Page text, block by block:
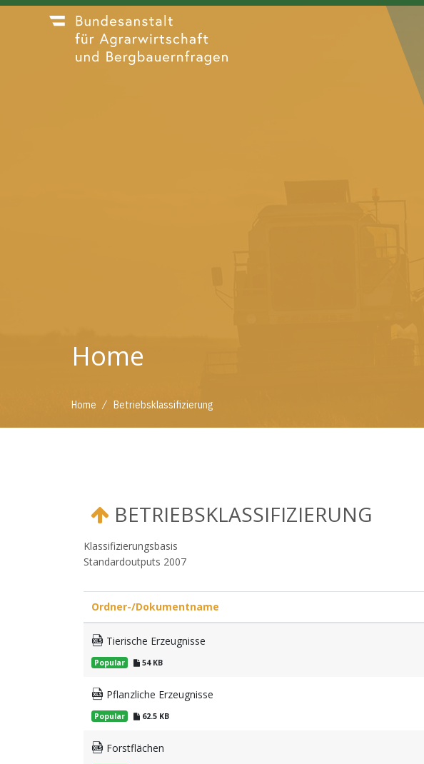
Home
Home / Betriebsklassifizierung
BETRIEBSKLASSIFIZIERUNG
Klassifizierungsbasis
Standardoutputs 2007
Ordner-/Dokumentname
Tierische Erzeugnisse
Popular 54 KB
Pflanzliche Erzeugnisse
Popular 62.5 KB
Forstflächen